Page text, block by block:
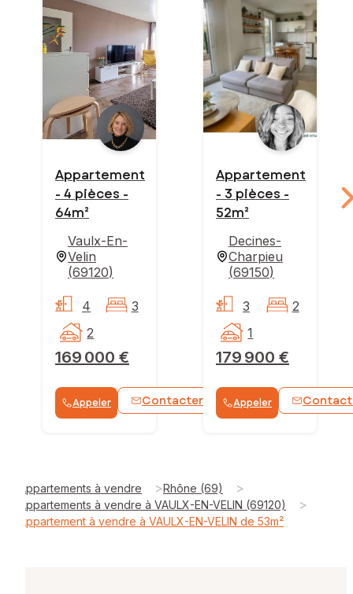
Appartement
- 4 pièces -
64m²
Vaulx-En-
Velin
(69120)
169 000 €
4
3
2
Appeler Contacter WhatsApp
Appartement
- 3 pièces -
52m²
Decines-
Charpieu
(69150)
179 900 €
3
2
1
Appeler
Appartements à vendre >Rhône (69) >
Appartements à vendre à VAULX-EN-VELIN (69120) >
Appartement à vendre à VAULX-EN-VELIN de 53m²